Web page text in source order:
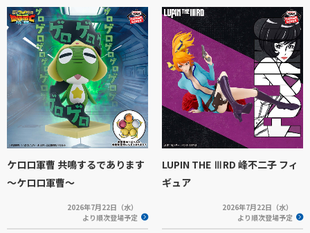
ケロロ軍曹 共鳴するであります
～ケロロ軍曹～
2026年7月22日（水）
より順次登場予定
LUPIN THE ⅢRD 峰不二子 フィ
ギュア
2026年7月22日（水）
より順次登場予定